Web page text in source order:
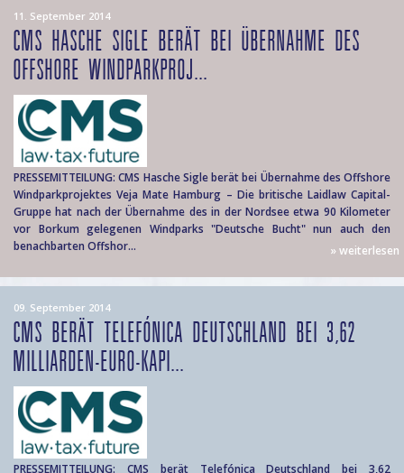
11. September 2014
CMS HASCHE SIGLE BERÄT BEI ÜBERNAHME DES
OFFSHORE WINDPARKPROJ...
PRESSEMITTEILUNG: CMS Hasche Sigle berät bei Übernahme des Offshore
Windparkprojektes Veja Mate Hamburg – Die britische Laidlaw Capital-
Gruppe hat nach der Übernahme des in der Nordsee etwa 90 Kilometer
vor Borkum gelegenen Windparks "Deutsche Bucht" nun auch den
benachbarten Offshor...
» weiterlesen
09. September 2014
CMS BERÄT TELEFÓNICA DEUTSCHLAND BEI 3,62
MILLIARDEN-EURO-KAPI...
PRESSEMITTEILUNG: CMS berät Telefónica Deutschland bei 3,62